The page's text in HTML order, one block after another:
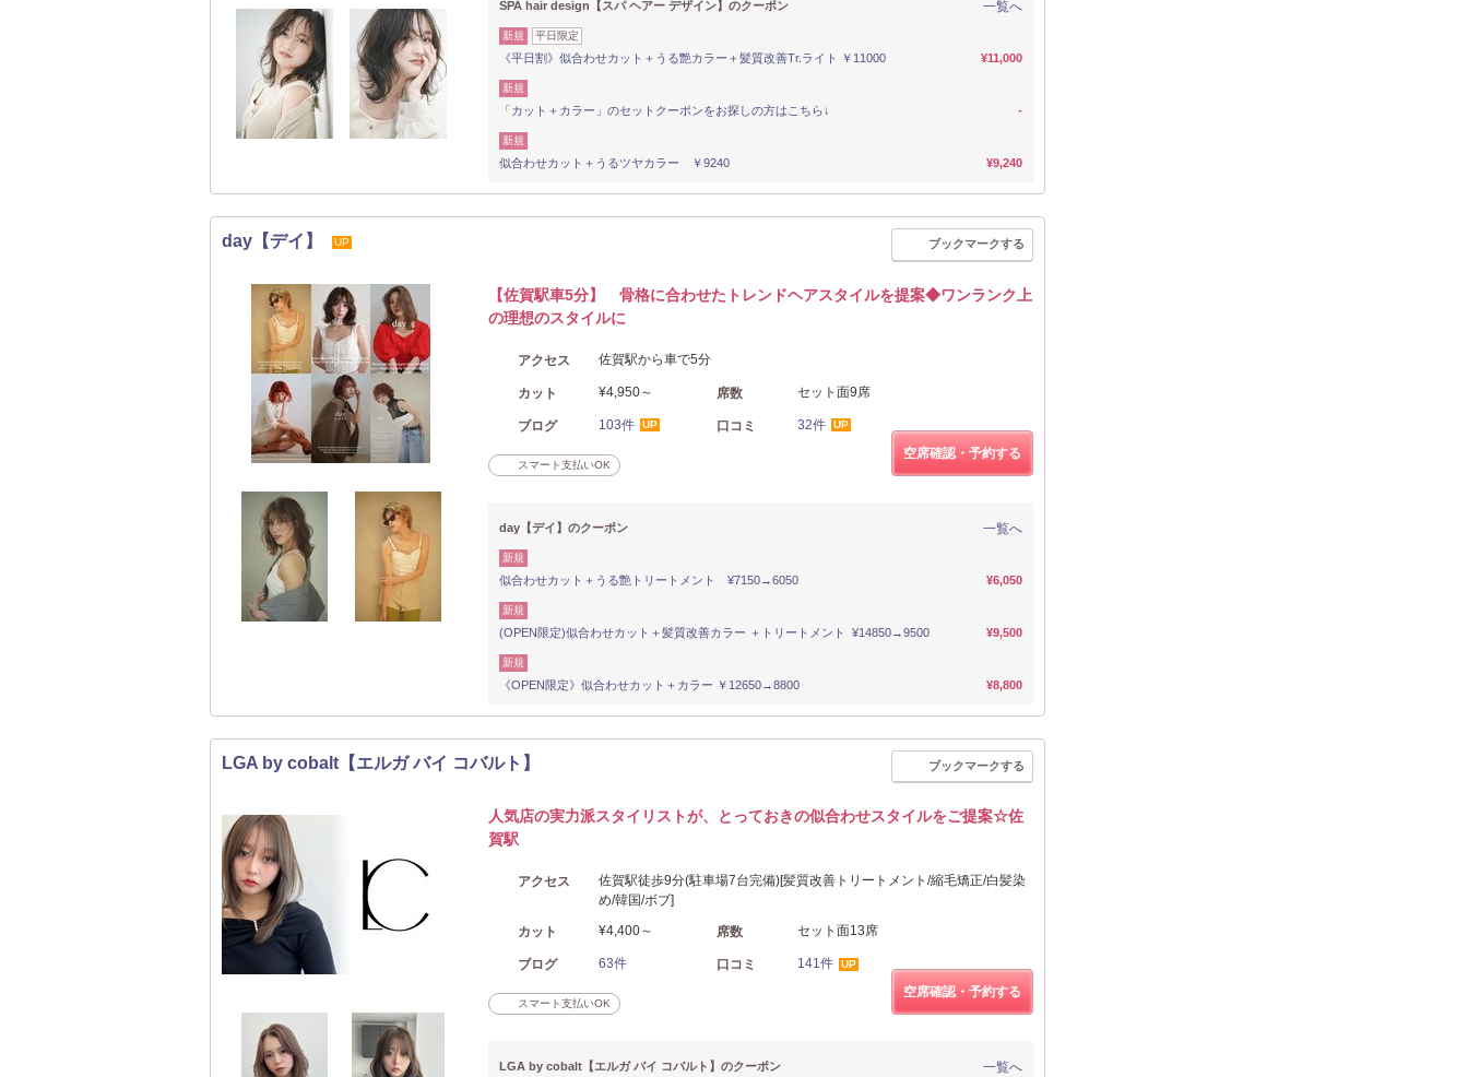
SPA hair design【スパ ヘアー デザイン】のクーポン 一覧へ
新規 平日限定
《平日割》似合わせカット＋うる艶カラー＋髪質改善Tr.ライト ￥11000 ¥11,000
新規
「カット＋カラー」のセットクーポンをお探しの方はこちら↓ -
新規
似合わせカット＋うるツヤカラー ￥9240 ¥9,240
day【デイ】 UP ブックマークする
【佐賀駅車5分】 骨格に合わせたトレンドヘアスタイルを提案◆ワンランク上
の理想のスタイルに
アクセス 佐賀駅から車で5分
カット ¥4,950～ 席数 セット面9席
ブログ 103件 UP 口コミ 32件 UP
スマート支払いOK
空席確認・予約する
day【デイ】のクーポン 一覧へ
新規
似合わせカット＋うる艶トリートメント ¥7150→6050 ¥6,050
新規
(OPEN限定)似合わせカット＋髪質改善カラー ＋トリートメント ¥14850→9500 ¥9,500
新規
《OPEN限定》似合わせカット＋カラー ￥12650→8800 ¥8,800
LGA by cobalt【エルガ バイ コバルト】 ブックマークする
人気店の実力派スタイリストが、とっておきの似合わせスタイルをご提案☆佐
賀駅
アクセス
佐賀駅徒歩9分(駐車場7台完備)[髪質改善トリートメント/縮毛矯正/白髪染
め/韓国/ボブ]
カット ¥4,400～ 席数 セット面13席
ブログ 63件 口コミ 141件 UP
スマート支払いOK
空席確認・予約する
LGA by cobalt【エルガ バイ コバルト】のクーポン 一覧へ